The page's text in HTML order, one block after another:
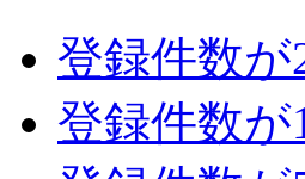
登録件数
登録件数